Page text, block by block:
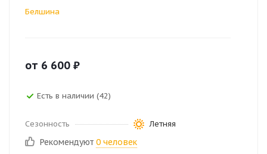
Белшина
от 6 600 ₽
Есть в наличии (42)
Сезонность Летняя
Рекомендуют 0 человек